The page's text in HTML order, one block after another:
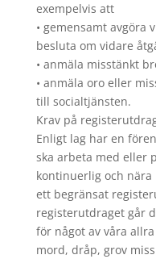
exempelvis att
• gemensamt avgöra
besluta om vidare
• anmäla misstänkt
• anmäla oro eller
till socialtjänsten.
Krav på
Enligt lag har en
ska arbeta med eller
kontinuerlig och nära
ett begränsat
registerutdraget går
för något av våra
mord, dråp, grov